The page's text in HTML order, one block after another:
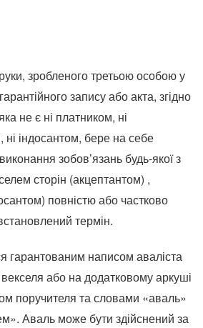
зробленого третьою особою у
запису або акта, згідно
не є ні платником, ні
індосантом, бере на себе
зобов’язань будь-якої з
сторін (акцептантом) ,
повністю або частково
термін.
гарантованим написом аваліста
або на додатковому аркуші
поручителя та словами «аваль»
Аваль може бути здійснений за